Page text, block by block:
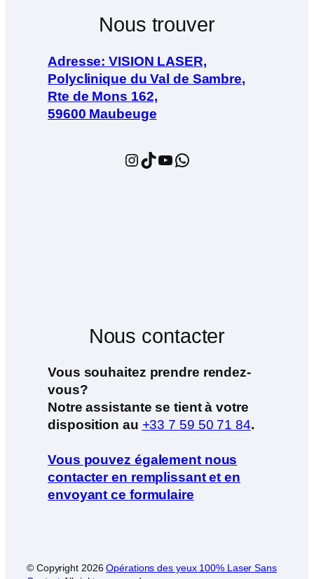
Nous trouver
Adresse: VISION LASER,
Polyclinique du Val de Sambre,
Rte de Mons 162,
59600 Maubeuge
Instagram TikTok YouTube WhatsApp
Nous contacter
Vous souhaitez prendre rendez-
vous?
Notre assistante se tient à votre
disposition au +33 7 59 50 71 84.
Vous pouvez également nous
contacter en remplissant et en
envoyant ce formulaire
© Copyright 2026Opérations des yeux 100% Laser Sans